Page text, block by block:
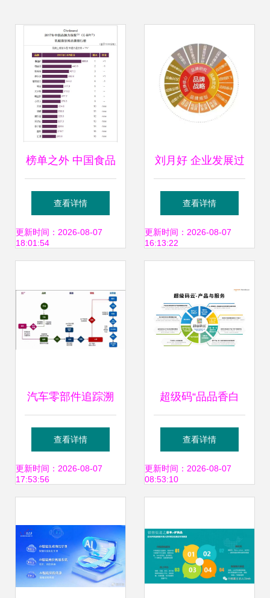
榜单之外 中国食品
饮料品牌力的真实
较量
查看详情
更新时间：2026-08-07
18:01:54
刘月好 企业发展过
程中品牌战略的重
要性与品牌管理
查看详情
更新时间：2026-08-07
16:13:22
汽车零部件追踪溯
源系统 品牌营销与
管理的智能引擎
查看详情
更新时间：2026-08-07
17:53:56
超级码“品品香白
茶-产品数字身份证
项目”案例入选中国
案例 助力品牌管理
升级
查看详情
更新时间：2026-08-07
08:53:10